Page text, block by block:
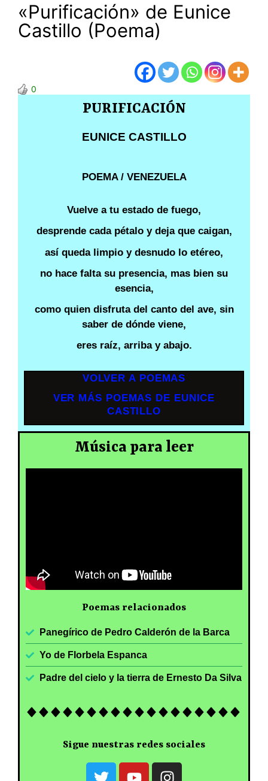
«Purificación» de Eunice
Castillo (Poema)
0
PURIFICACIÓN
EUNICE CASTILLO
POEMA / VENEZUELA
Vuelve a tu estado de fuego,
desprende cada pétalo y deja que caigan,
así queda limpio y desnudo lo etéreo,
no hace falta su presencia, mas bien su
esencia,
como quien disfruta del canto del ave, sin
saber de dónde viene,
eres raíz, arriba y abajo.
VOLVER A POEMAS
VER MÁS POEMAS DE EUNICE
CASTILLO
Música para leer
Poemas relacionados
Panegírico de Pedro Calderón de la Barca
Yo de Florbela Espanca
Padre del cielo y la tierra de Ernesto Da Silva
Sigue nuestras redes sociales